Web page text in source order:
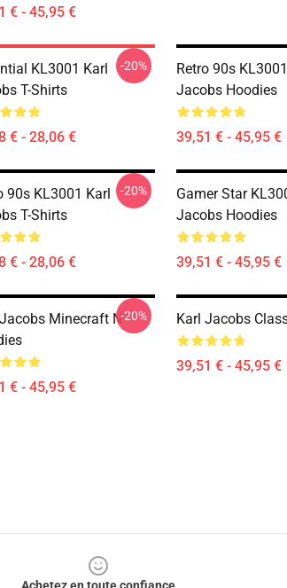
€ - 45,95 €
KL3001 Karl
T-Shirts
€ - 28,06 €
-20%
Retro 90s
Jacobs Hoodies
39,51 € - 45,95 €
90s KL3001 Karl
T-Shirts
€ - 28,06 €
-20%
Gamer Star
Jacobs Hoodies
39,51 € - 45,95 €
Minecraft N
€ - 45,95 €
-20% Karl Jacobs
39,51 € - 45,95 €